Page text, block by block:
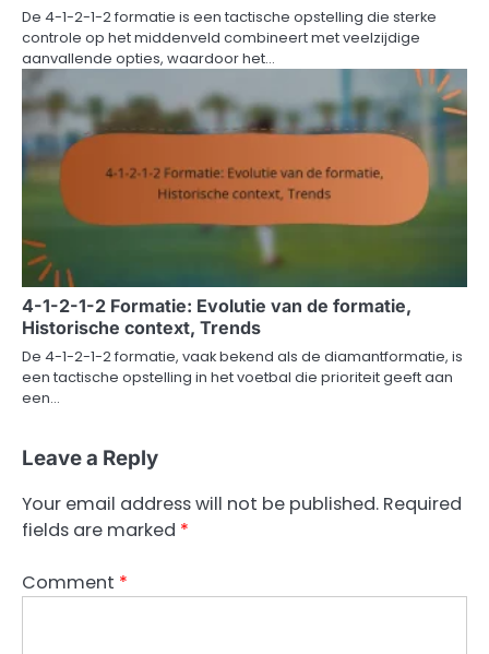
De 4-1-2-1-2 formatie is een tactische opstelling die sterke
controle op het middenveld combineert met veelzijdige
aanvallende opties, waardoor het…
4-1-2-1-2 Formatie: Evolutie van de formatie,
Historische context, Trends
De 4-1-2-1-2 formatie, vaak bekend als de diamantformatie, is
een tactische opstelling in het voetbal die prioriteit geeft aan
een…
Leave a Reply
Your email address will not be published. Required
fields are marked *
Comment *